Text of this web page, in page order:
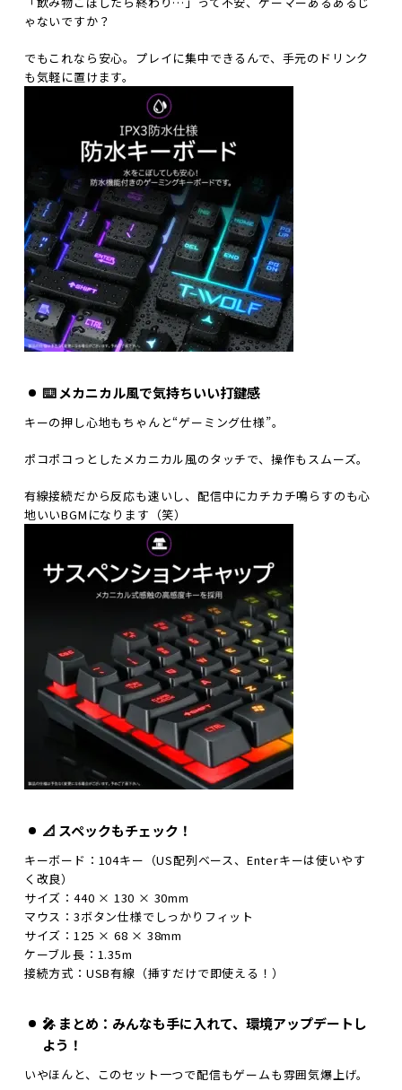
ゃないですか？
でもこれなら安心。プレイに集中できるんで、手元のドリンク
も気軽に置けます。
⌨️ メカニカル風で気持ちいい打鍵感
キーの押し心地もちゃんと“ゲーミング仕様”。
ポコポコっとしたメカニカル風のタッチで、操作もスムーズ。
有線接続だから反応も速いし、配信中にカチカチ鳴らすのも心
地いいBGMになります（笑）
📐 スペックもチェック！
キーボード：104キー（US配列ベース、Enterキーは使いやす
く改良）
サイズ：440 × 130 × 30mm
マウス：3ボタン仕様でしっかりフィット
サイズ：125 × 68 × 38mm
ケーブル長：1.35m
接続方式：USB有線（挿すだけで即使える！）
🎤 まとめ：みんなも手に入れて、環境アップデートし
よう！
いやほんと、このセット一つで配信もゲームも雰囲気爆上げ。